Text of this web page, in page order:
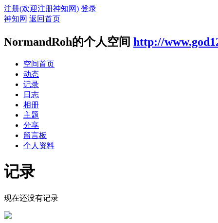
注册(欢迎注册神知网) 登录
神知网 返回首页
NormandRoh的个人空间 http://
空间首页
动态
记录
日志
相册
主题
分享
留言板
个人资料
记录
现在还没有记录